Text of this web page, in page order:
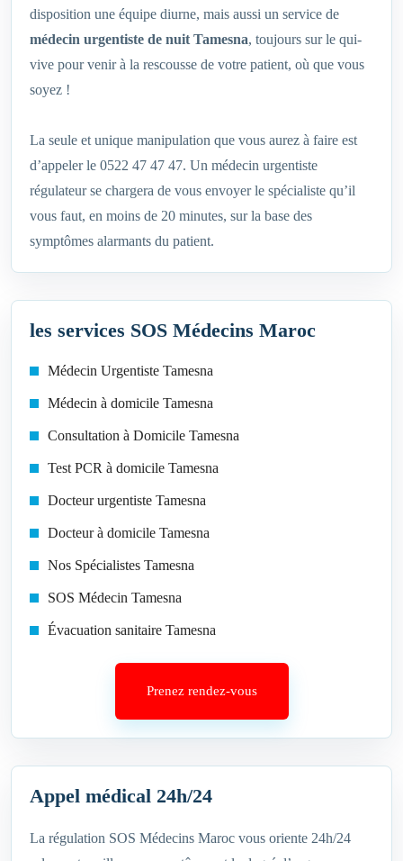
disposition une équipe diurne, mais aussi un service de
médecin urgentiste de nuit Tamesna, toujours sur le qui-
vive pour venir à la rescousse de votre patient, où que vous
soyez !
La seule et unique manipulation que vous aurez à faire est
d’appeler le 0522 47 47 47. Un médecin urgentiste
régulateur se chargera de vous envoyer le spécialiste qu’il
vous faut, en moins de 20 minutes, sur la base des
symptômes alarmants du patient.
les services SOS Médecins Maroc
Médecin Urgentiste Tamesna
Médecin à domicile Tamesna
Consultation à Domicile Tamesna
Test PCR à domicile Tamesna
Docteur urgentiste Tamesna
Docteur à domicile Tamesna
Nos Spécialistes Tamesna
SOS Médecin Tamesna
Évacuation sanitaire Tamesna
Prenez rendez-vous
Appel médical 24h/24
La régulation SOS Médecins Maroc vous oriente 24h/24